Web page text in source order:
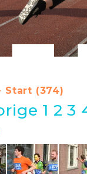
Start (374)
1 2 3